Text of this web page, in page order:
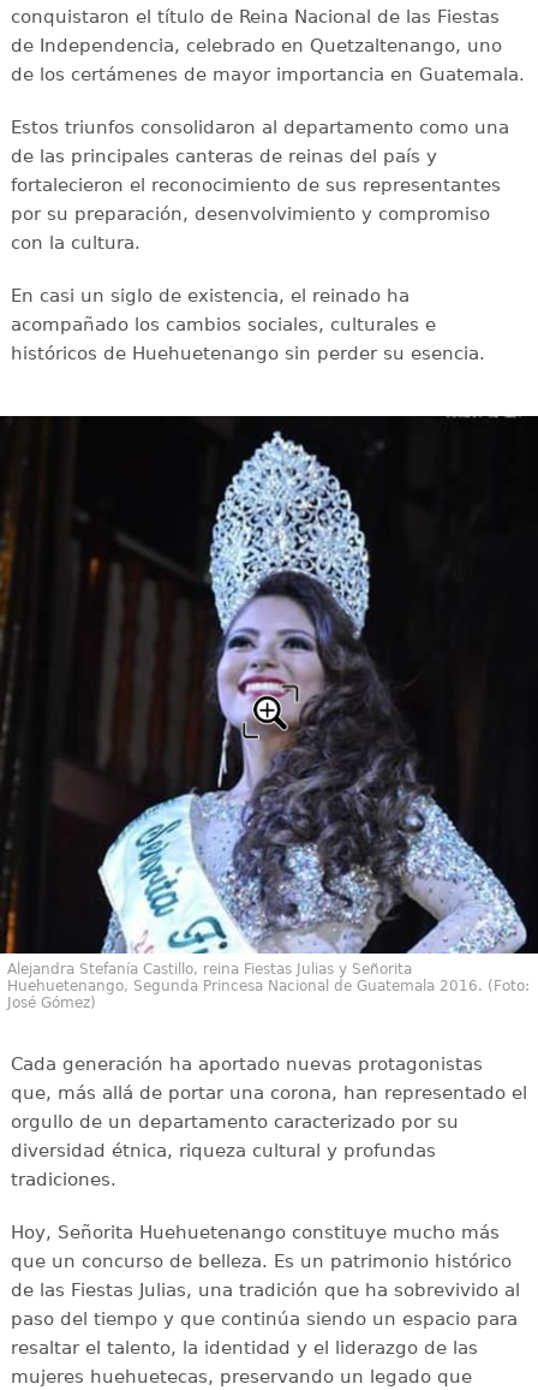
conquistaron el título de Reina Nacional de las Fiestas
de Independencia, celebrado en Quetzaltenango, uno
de los certámenes de mayor importancia en Guatemala.
Estos triunfos consolidaron al departamento como una
de las principales canteras de reinas del país y
fortalecieron el reconocimiento de sus representantes
por su preparación, desenvolvimiento y compromiso
con la cultura.
En casi un siglo de existencia, el reinado ha
acompañado los cambios sociales, culturales e
históricos de Huehuetenango sin perder su esencia.
Alejandra Stefanía Castillo, reina Fiestas Julias y Señorita
Huehuetenango, Segunda Princesa Nacional de Guatemala 2016. (Foto:
José Gómez)
Cada generación ha aportado nuevas protagonistas
que, más allá de portar una corona, han representado el
orgullo de un departamento caracterizado por su
diversidad étnica, riqueza cultural y profundas
tradiciones.
Hoy, Señorita Huehuetenango constituye mucho más
que un concurso de belleza. Es un patrimonio histórico
de las Fiestas Julias, una tradición que ha sobrevivido al
paso del tiempo y que continúa siendo un espacio para
resaltar el talento, la identidad y el liderazgo de las
mujeres huehuetecas, preservando un legado que